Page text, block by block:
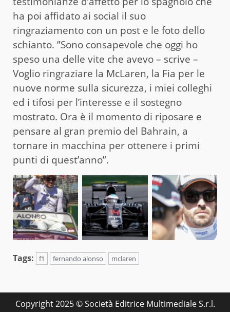
ha poi affidato ai social il suo
ringraziamento con un post e le foto dello
schianto. ”Sono consapevole che oggi ho
speso una delle vite che avevo – scrive –
Voglio ringraziare la McLaren, la Fia per le
nuove norme sulla sicurezza, i miei colleghi
ed i tifosi per l’interesse e il sostegno
mostrato. Ora è il momento di riposare e
pensare al gran premio del Bahrain, a
tornare in macchina per ottenere i primi
punti di quest’anno”.
Tags: f1 fernando alonso mclaren
Copyright 2025 © Società Editrice Multimediale S.r.l.